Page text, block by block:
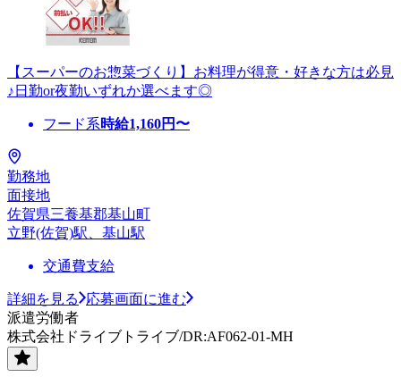
【スーパーのお惣菜づくり】お料理が得意・好きな方は必見
♪日勤or夜勤いずれか選べます◎
フード系時給1,160円〜
勤務地
面接地
佐賀県三養基郡基山町
立野(佐賀)駅、基山駅
交通費支給
詳細を見る
応募画面に進む
派遣労働者
株式会社ドライブトライブ/DR:AF062-01-MH